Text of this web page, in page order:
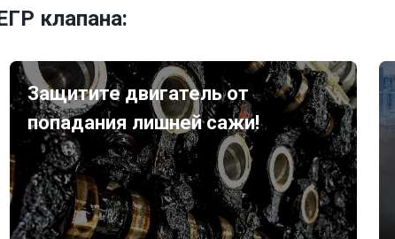
клапана:
Защитите двигатель от
попадания лишней сажи!